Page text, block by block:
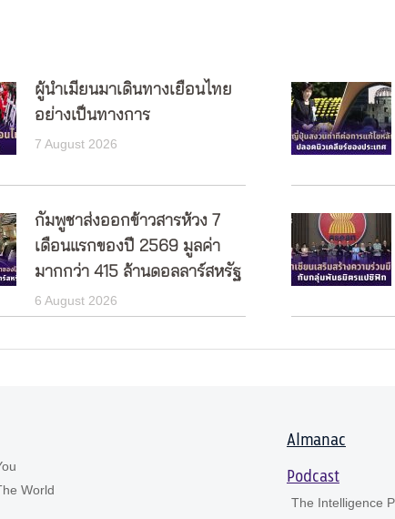
ผู้นำเมียนมาเดินทางเยือนไทย
อย่างเป็นทางการ
7 August 2026
กัมพูชาส่งออกข้าวสารห้วง 7
เดือนแรกของปี 2569 มูลค่า
มากกว่า 415 ล้านดอลลาร์สหรัฐ
6 August 2026
World
Almanac
Podcast
The Intelligence